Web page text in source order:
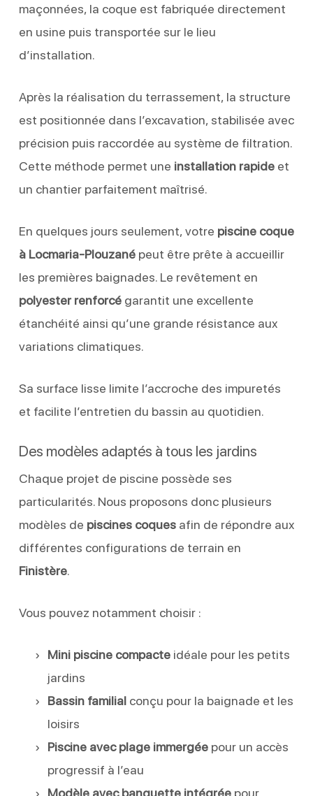
maçonnées, la coque est fabriquée directement
en usine puis transportée sur le lieu
d’installation.
Après la réalisation du terrassement, la structure
est positionnée dans l’excavation, stabilisée avec
précision puis raccordée au système de filtration.
Cette méthode permet une installation rapideet
un chantier parfaitement maîtrisé.
En quelques jours seulement, votre piscine coque
à Locmaria-Plouzanépeut être prête à accueillir
les premières baignades. Le revêtement en
polyester renforcégarantit une excellente
étanchéité ainsi qu’une grande résistance aux
variations climatiques.
Sa surface lisse limite l’accroche des impuretés
et facilite l’entretien du bassin au quotidien.
Des modèles adaptés à tous les jardins
Chaque projet de piscine possède ses
particularités. Nous proposons donc plusieurs
modèles de piscines coquesafin de répondre aux
différentes configurations de terrain en
Finistère.
Vous pouvez notamment choisir :
Mini piscine compacteidéale pour les petits
jardins
Bassin familialconçu pour la baignade et les
loisirs
Piscine avec plage immergéepour un accès
progressif à l’eau
Modèle avec banquette intégréepour